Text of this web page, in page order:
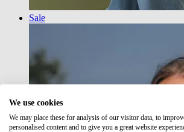
Sale
We use cookies
We may place these for analysis of our visitor data, to
personalised content and to give you a great website